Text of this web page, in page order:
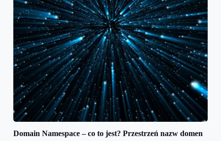
Domain Namespace – co to jest? Przestrzeń nazw domen